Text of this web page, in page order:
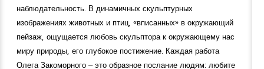
наблюдательность. В динамичных скульптурных
изображениях животных и птиц, «вписанных» в окружающий
пейзаж, ощущается любовь скульптора к окружающему нас
миру природы, его глубокое постижение. Каждая работа
Олега Закоморного – это образное послание людям: любите